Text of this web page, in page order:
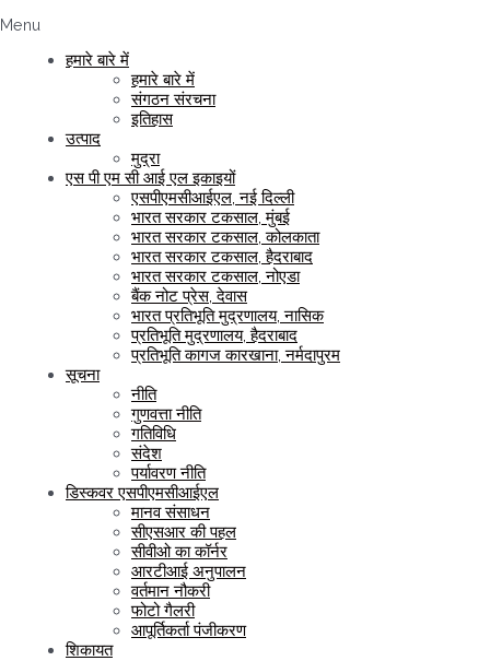
Menu
हमारे बारे में
हमारे बारे में
संगठन संरचना
इतिहास
उत्पाद
मुद्रा
एस पी एम सी आई एल इकाइयों
एसपीएमसीआईएल, नई दिल्ली
भारत सरकार टकसाल, मुंबई
भारत सरकार टकसाल, कोलकाता
भारत सरकार टकसाल, हैदराबाद
भारत सरकार टकसाल, नोएडा
बैंक नोट प्रेस, देवास
भारत प्रतिभूति मुद्रणालय, नासिक
प्रतिभूति मुद्रणालय, हैदराबाद
प्रतिभूति कागज कारखाना, नर्मदापुरम
सूचना
नीति
गुणवत्ता नीति
गतिविधि
संदेश
पर्यावरण नीति
डिस्कवर एसपीएमसीआईएल
मानव संसाधन
सीएसआर की पहल
सीवीओ का कॉर्नर
आरटीआई अनुपालन
वर्तमान नौकरी
फोटो गैलरी
आपूर्तिकर्ता पंजीकरण
शिकायत